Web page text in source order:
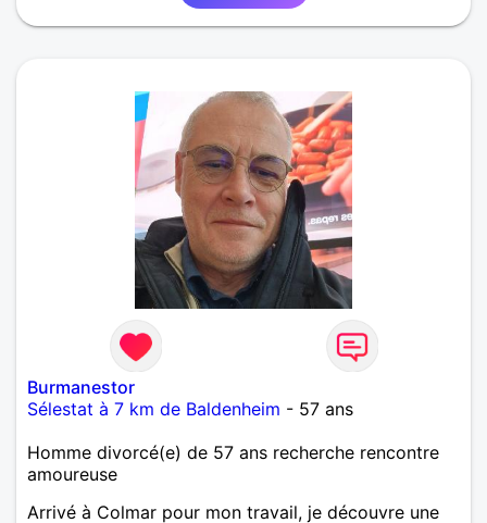
Burmanestor
Sélestat à 7 km de Baldenheim - 57 ans
Homme divorcé(e) de 57 ans recherche rencontre
amoureuse
Arrivé à Colmar pour mon travail, je découvre une